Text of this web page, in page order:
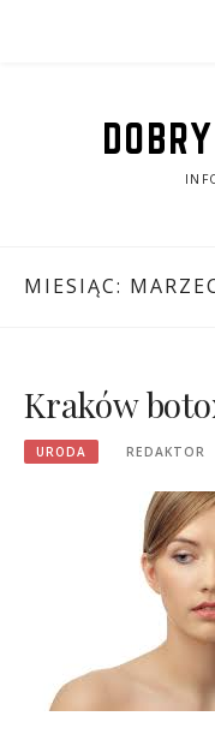
MIESIĄC:
Kraków
URODA REDAKTOR